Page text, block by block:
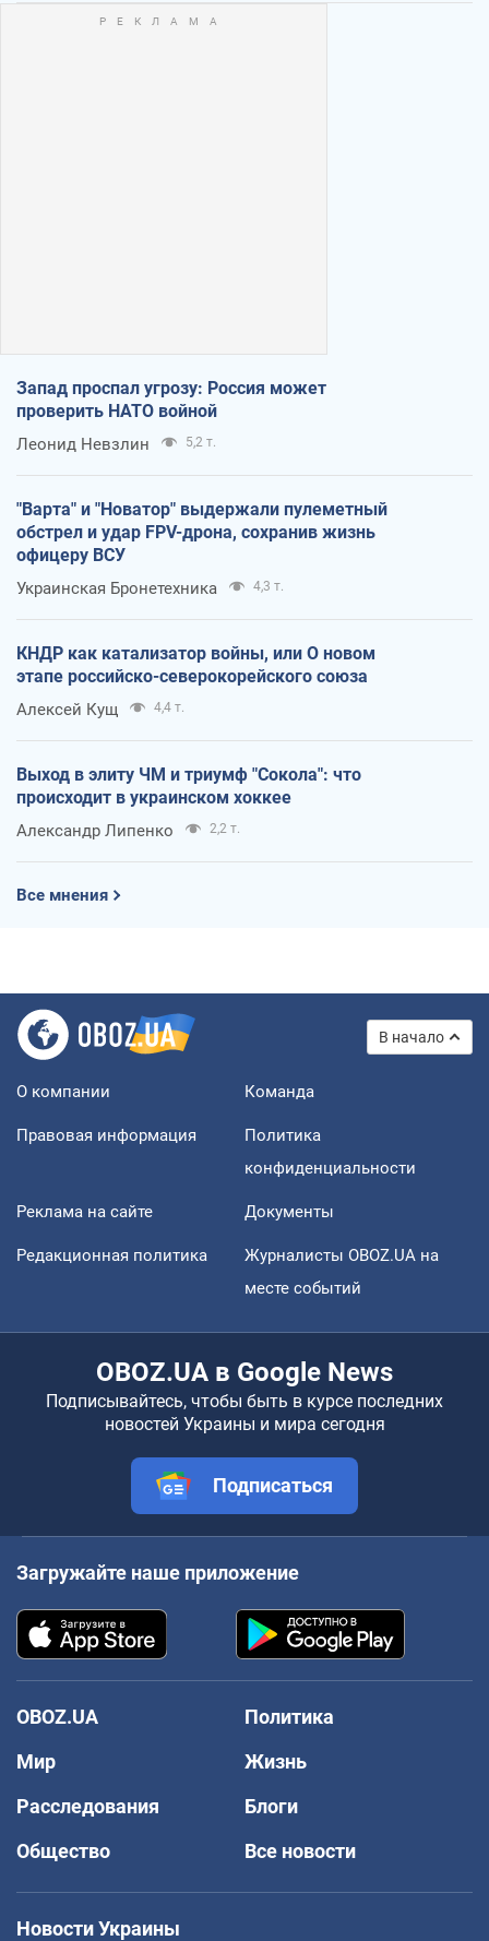
Запад проспал угрозу: Россия может
проверить НАТО войной
Леонид Невзлин 5,2 т.
"Варта" и "Новатор" выдержали пулеметный
обстрел и удар FPV-дрона, сохранив жизнь
офицеру ВСУ
Украинская Бронетехника 4,3 т.
КНДР как катализатор войны, или О новом
этапе российско-северокорейского союза
Алексей Кущ 4,4 т.
Выход в элиту ЧМ и триумф "Сокола": что
происходит в украинском хоккее
Александр Липенко 2,2 т.
Все мнения
В начало
О компании Команда
Правовая информация
Политика
конфиденциальности
Реклама на сайте Документы
Редакционная политика
Журналисты OBOZ.UA на
месте событий
OBOZ.UA в Google News
Подписывайтесь, чтобы быть в курсе последних
новостей Украины и мира сегодня
Подписаться
Загружайте наше приложение
OBOZ.UA
Политика
Мир
Жизнь
Расследования
Блоги
Общество
Все новости
Новости Украины